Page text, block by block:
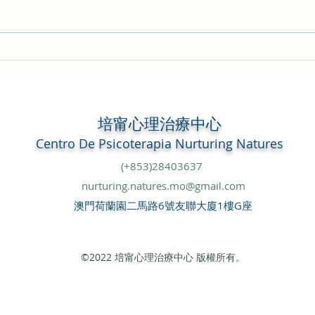
培甯心理治療中心
Centro De Psicoterapia Nurturing Natures
(+853)28403637
nurturing.natures.mo@gmail.com
澳門荷蘭園二馬路6號友聯大廈1樓G座
©2022 培甯心理治療中心 版權所有。